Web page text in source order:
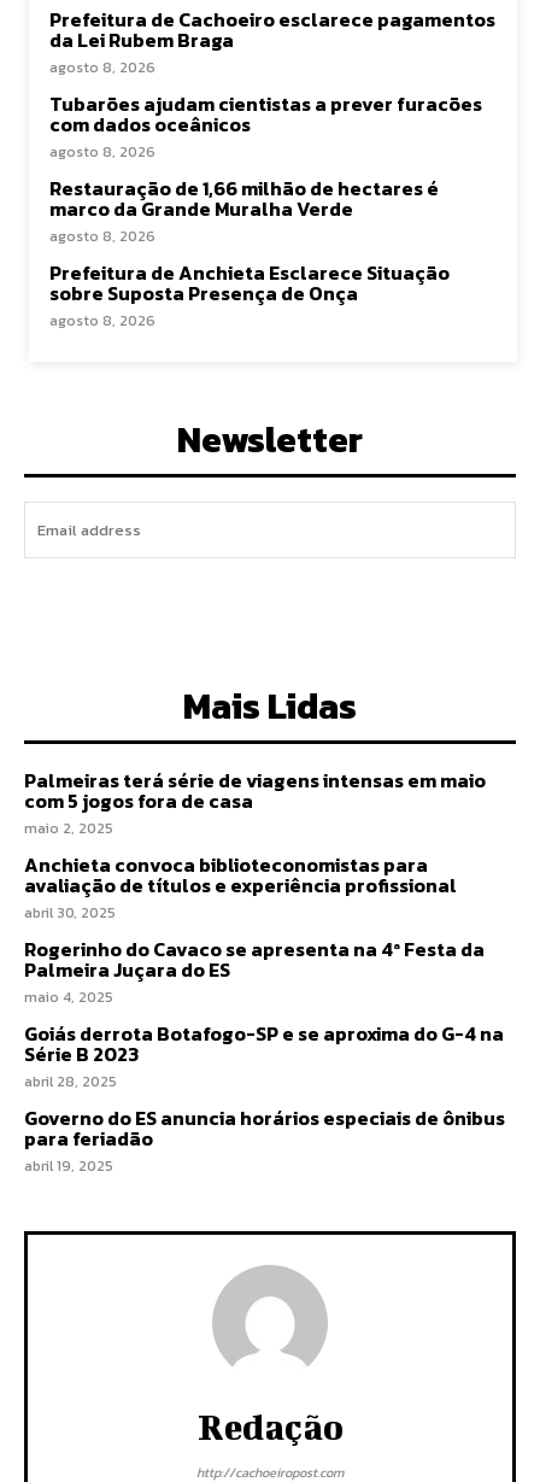
Prefeitura de Cachoeiro esclarece pagamentos
da Lei Rubem Braga
agosto 8, 2026
Tubarões ajudam cientistas a prever furacões
com dados oceânicos
agosto 8, 2026
Restauração de 1,66 milhão de hectares é
marco da Grande Muralha Verde
agosto 8, 2026
Prefeitura de Anchieta Esclarece Situação
sobre Suposta Presença de Onça
agosto 8, 2026
Newsletter
Mais Lidas
Palmeiras terá série de viagens intensas em maio
com 5 jogos fora de casa
maio 2, 2025
Anchieta convoca biblioteconomistas para
avaliação de títulos e experiência profissional
abril 30, 2025
Rogerinho do Cavaco se apresenta na 4ª Festa da
Palmeira Juçara do ES
maio 4, 2025
Goiás derrota Botafogo-SP e se aproxima do G-4 na
Série B 2023
abril 28, 2025
Governo do ES anuncia horários especiais de ônibus
para feriadão
abril 19, 2025
Redação
http://cachoeiropost.com